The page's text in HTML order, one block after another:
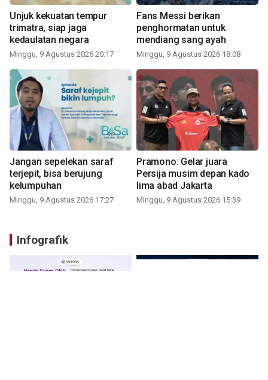
Unjuk kekuatan tempur
trimatra, siap jaga
kedaulatan negara
Minggu, 9 Agustus 2026 20:17
Fans Messi berikan
penghormatan untuk
mendiang sang ayah
Minggu, 9 Agustus 2026 18:08
Jangan sepelekan saraf
terjepit, bisa berujung
kelumpuhan
Minggu, 9 Agustus 2026 17:27
Pramono: Gelar juara
Persija musim depan kado
lima abad Jakarta
Minggu, 9 Agustus 2026 15:39
Infografik